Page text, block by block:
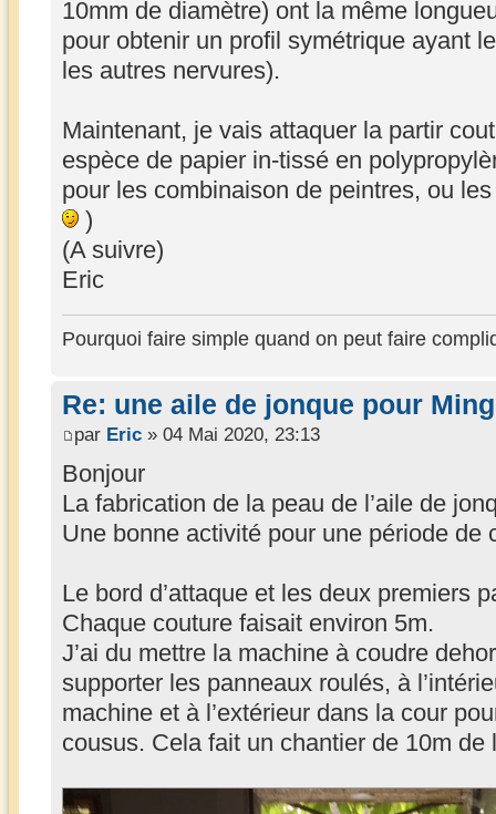
10mm de diamètre) ont la même
pour obtenir un profil symétrique ayant
les autres nervures).
Maintenant, je vais attaquer la partir
espèce de papier in-tissé en
pour les combinaison de peintres, ou
)
(A suivre)
Eric
Pourquoi faire simple quand on peut faire
Re: une aile de jonque pour
par Eric » 04 Mai 2020, 23:13
Bonjour
La fabrication de la peau de l’aile de
Une bonne activité pour une période de
Le bord d’attaque et les deux premiers
Chaque couture faisait environ 5m.
J’ai du mettre la machine à coudre
supporter les panneaux roulés, à
machine et à l’extérieur dans la cour
cousus. Cela fait un chantier de 10m